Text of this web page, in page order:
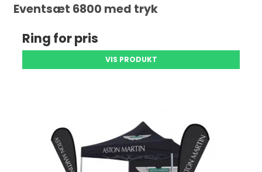
Eventsæt 6800 med tryk
Ring for pris
VIS PRODUKT